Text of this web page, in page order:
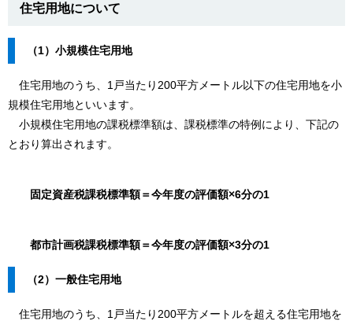
住宅用地について
（1）小規模住宅用地
住宅用地のうち、1戸当たり200平方メートル以下の住宅用地を小
規模住宅用地といいます。
小規模住宅用地の課税標準額は、課税標準の特例により、下記の
とおり算出されます。
固定資産税課税標準額＝今年度の評価額×6分の1
都市計画税課税標準額＝今年度の評価額×3分の1
（2）一般住宅用地
住宅用地のうち、1戸当たり200平方メートルを超える住宅用地を